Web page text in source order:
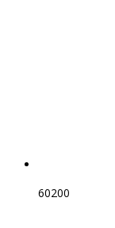
60200